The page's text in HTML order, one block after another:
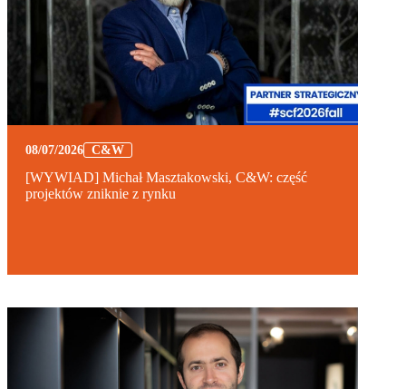
08/07/2026 C&W
[WYWIAD] Michał Masztakowski, C&W: część
projektów zniknie z rynku